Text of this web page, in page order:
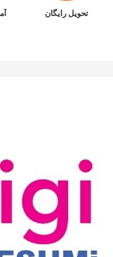
تحویل رایگان